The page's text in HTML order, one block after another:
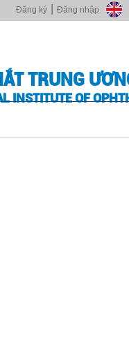
Đăng nhập
Đăng ký
TRUNG
INSTITUTE OF